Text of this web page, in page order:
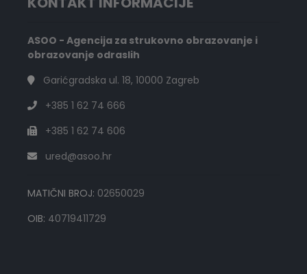
ASOO - Agencija za strukovno obrazovanje i
obrazovanje odraslih
Garićgradska ul. 18, 10000 Zagreb
+385 1 62 74 666
+385 1 62 74 606
ured@asoo.hr
MATIČNI BROJ: 02650029
OIB: 40719411729